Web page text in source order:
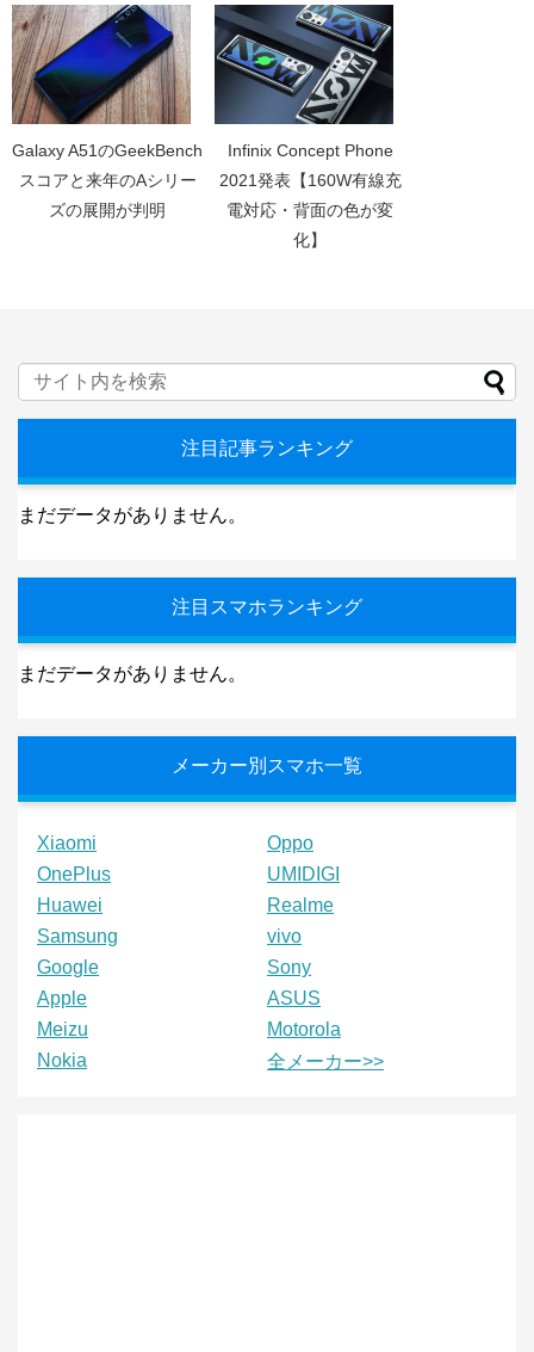
Galaxy A51のGeekBench
スコアと来年のAシリー
ズの展開が判明
Infinix Concept Phone
2021発表【160W有線充
電対応・背面の色が変
化】
注目記事ランキング
まだデータがありません。
注目スマホランキング
まだデータがありません。
メーカー別スマホ一覧
Xiaomi
Oppo
OnePlus
UMIDIGI
Huawei
Realme
Samsung
vivo
Google
Sony
Apple
ASUS
Meizu
Motorola
Nokia
全メーカー>>